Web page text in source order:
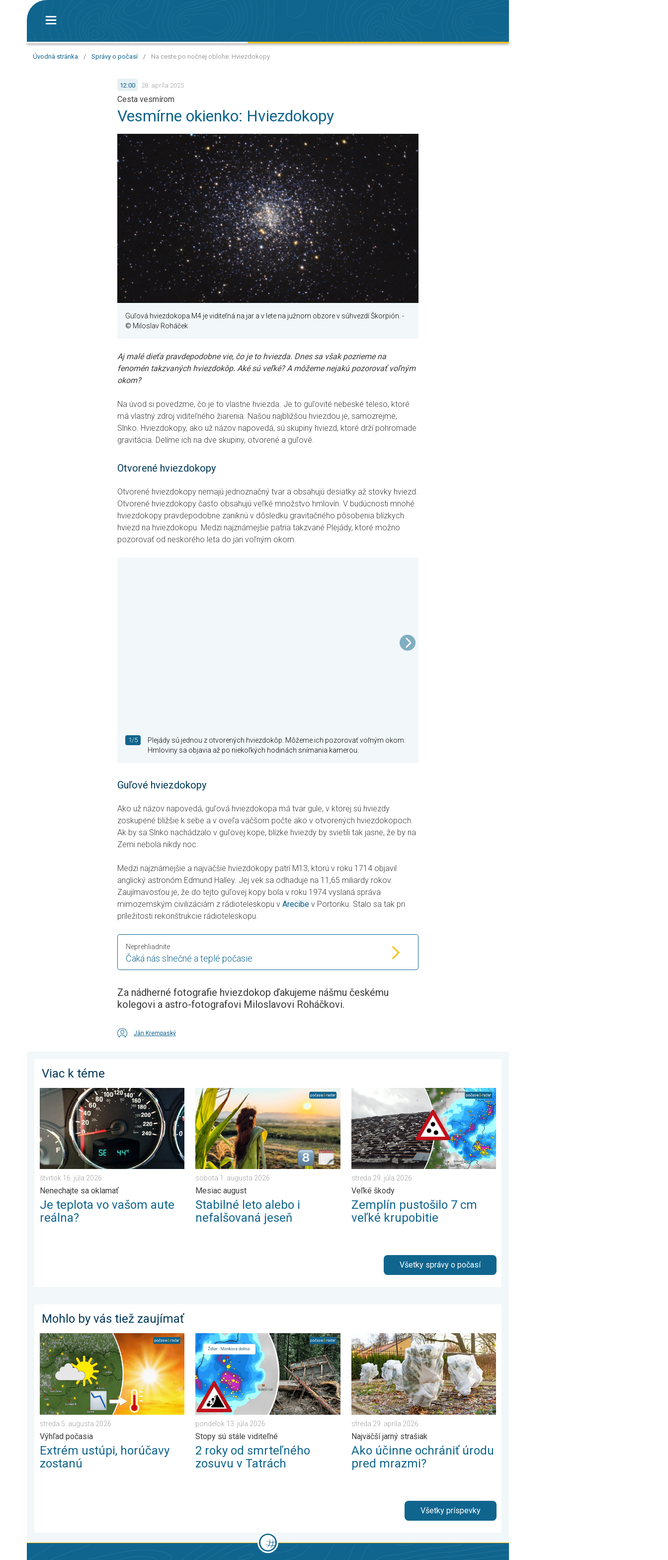
Úvodná stránka / Správy o počasí / Na ceste po nočnej oblohe: Hviezdokopy
12:00 28. apríla 2025
Cesta vesmírom
Vesmírne okienko: Hviezdokopy
Guľová hviezdokopa M4 je viditeľná na jar a v lete na južnom obzore v súhvezdí Škorpión. -
© Miloslav Roháček
Aj malé dieťa pravdepodobne vie, čo je to hviezda. Dnes sa však pozrieme na
fenomén takzvaných hviezdokôp. Aké sú veľké? A môžeme nejakú pozorovať voľným
okom?
Na úvod si povedzme, čo je to vlastne hviezda. Je to guľovité nebeské teleso, ktoré
má vlastný zdroj viditeľného žiarenia. Našou najbližšou hviezdou je, samozrejme,
Slnko. Hviezdokopy, ako už názov napovedá, sú skupiny hviezd, ktoré drží pohromade
gravitácia. Delíme ich na dve skupiny, otvorené a guľové.
Otvorené hviezdokopy
Otvorené hviezdokopy nemajú jednoznačný tvar a obsahujú desiatky až stovky hviezd.
Otvorené hviezdokopy často obsahujú veľké množstvo hmlovín. V budúcnosti mnohé
hviezdokopy pravdepodobne zaniknú v dôsledku gravitačného pôsobenia blízkych
hviezd na hviezdokopu. Medzi najznámejšie patria takzvané Plejády, ktoré možno
pozorovať od neskorého leta do jari voľným okom.
1/5
Plejády sú jednou z otvorených hviezdokôp. Môžeme ich pozorovať voľným okom.
Hmloviny sa objavia až po niekoľkých hodinách snímania kamerou.
Guľové hviezdokopy
Ako už názov napovedá, guľová hviezdokopa má tvar gule, v ktorej sú hviezdy
zoskupené bližšie k sebe a v oveľa väčšom počte ako v otvorených hviezdokopoch.
Ak by sa Slnko nachádzalo v guľovej kope, blízke hviezdy by svietili tak jasne, že by na
Zemi nebola nikdy noc.
Medzi najznámejšie a najväčšie hviezdokopy patrí M13, ktorú v roku 1714 objavil
anglický astronóm Edmund Halley. Jej vek sa odhaduje na 11,65 miliardy rokov.
Zaujímavosťou je, že do tejto guľovej kopy bola v roku 1974 vyslaná správa
mimozemským civilizáciám z rádioteleskopu v Arecibe v Portoriku. Stalo sa tak pri
príležitosti rekonštrukcie rádioteleskopu.
Čaká nás slnečné a teplé počasie
Neprehliadnite
Za nádherné fotografie hviezdokop ďakujeme nášmu českému
kolegovi a astro-fotografovi Miloslavovi Roháčkovi.
Ján Krempaský
Viac k téme
Je teplota vo vašom aute reálna?. Nenechajte sa oklamať. . . štvrtok 16. júla 2026
štvrtok 16. júla 2026
Nenechajte sa oklamať
Je teplota vo vašom aute
reálna?
Stabilné leto alebo i nefalšovaná jeseň. Mesiac august. . . sobota 1. augusta 2026
sobota 1. augusta 2026
Mesiac august
Stabilné leto alebo i
nefalšovaná jeseň
Zemplín pustošilo 7 cm veľké krupobitie. Veľké škody. . . streda 29. júla 2026
streda 29. júla 2026
Veľké škody
Zemplín pustošilo 7 cm
veľké krupobitie
Všetky správy o počasí
Mohlo by vás tiež zaujímať
Extrém ustúpi, horúčavy zostanú. Výhľad počasia. . . streda 5. augusta 2026
streda 5. augusta 2026
Výhľad počasia
Extrém ustúpi, horúčavy
zostanú
2 roky od smrteľného zosuvu v Tatrách. Stopy sú stále viditeľné. . . pondelok 13. júla 2026
pondelok 13. júla 2026
Stopy sú stále viditeľné
2 roky od smrteľného
zosuvu v Tatrách
Ako účinne ochrániť úrodu pred mrazmi?. Najväčší jarný strašiak. . . streda 29. apríla 2026
streda 29. apríla 2026
Najväčší jarný strašiak
Ako účinne ochrániť úrodu
pred mrazmi?
Všetky príspevky